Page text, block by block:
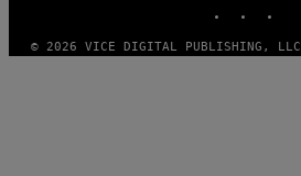
© 2026 VICE DIGITAL PUBLISHING, LLC